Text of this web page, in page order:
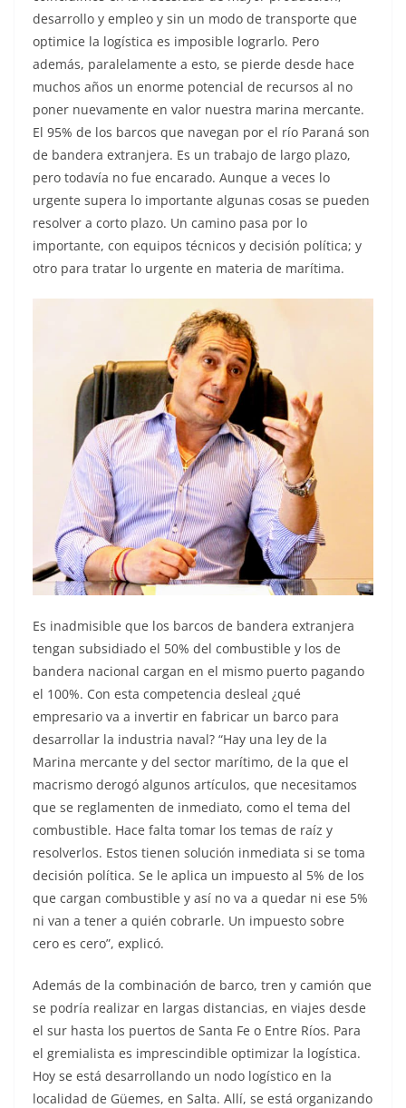
desarrollo y empleo y sin un modo de transporte que
optimice la logística es imposible lograrlo. Pero
además, paralelamente a esto, se pierde desde hace
muchos años un enorme potencial de recursos al no
poner nuevamente en valor nuestra marina mercante.
El 95% de los barcos que navegan por el río Paraná son
de bandera extranjera. Es un trabajo de largo plazo,
pero todavía no fue encarado. Aunque a veces lo
urgente supera lo importante algunas cosas se pueden
resolver a corto plazo. Un camino pasa por lo
importante, con equipos técnicos y decisión política; y
otro para tratar lo urgente en materia de marítima.
Es inadmisible que los barcos de bandera extranjera
tengan subsidiado el 50% del combustible y los de
bandera nacional cargan en el mismo puerto pagando
el 100%. Con esta competencia desleal ¿qué
empresario va a invertir en fabricar un barco para
desarrollar la industria naval? “Hay una ley de la
Marina mercante y del sector marítimo, de la que el
macrismo derogó algunos artículos, que necesitamos
que se reglamenten de inmediato, como el tema del
combustible. Hace falta tomar los temas de raíz y
resolverlos. Estos tienen solución inmediata si se toma
decisión política. Se le aplica un impuesto al 5% de los
que cargan combustible y así no va a quedar ni ese 5%
ni van a tener a quién cobrarle. Un impuesto sobre
cero es cero”, explicó.
Además de la combinación de barco, tren y camión que
se podría realizar en largas distancias, en viajes desde
el sur hasta los puertos de Santa Fe o Entre Ríos. Para
el gremialista es imprescindible optimizar la logística.
Hoy se está desarrollando un nodo logístico en la
localidad de Güemes, en Salta. Allí, se está organizando